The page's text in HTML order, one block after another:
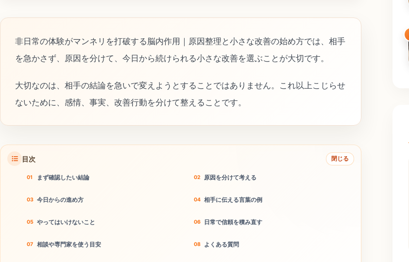
非日常の体験がマンネリを打破する脳内作用｜原因整理と小さな改善の始め方では、相手
を急かさず、原因を分けて、今日から続けられる小さな改善を選ぶことが大切です。
大切なのは、相手の結論を急いで変えようとすることではありません。これ以上こじらせ
ないために、感情、事実、改善行動を分けて整えることです。
目次 閉じる
まず確認したい結論 原因を分けて考える
今日からの進め方 相手に伝える言葉の例
やってはいけないこと 日常で信頼を積み直す
相談や専門家を使う目安 よくある質問